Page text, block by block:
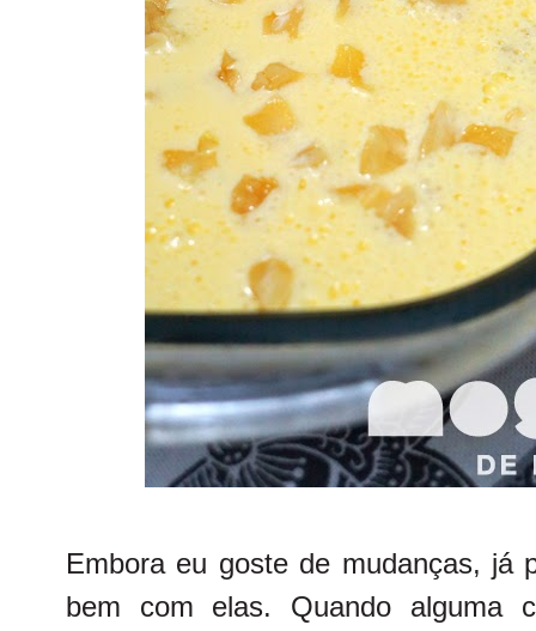
Embora eu goste de mudanças, já
bem com elas. Quando alguma